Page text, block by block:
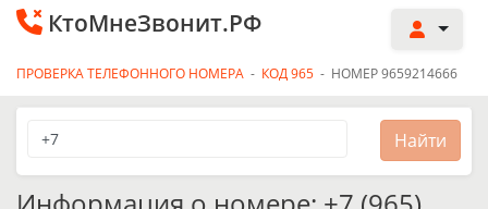
КтоМнеЗвонит.РФ
ПРОВЕРКА ТЕЛЕФОННОГО НОМЕРА - КОД 965 - НОМЕР 9659214666